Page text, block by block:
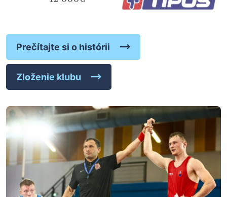
Prečítajte si o histórii
Zloženie klubu